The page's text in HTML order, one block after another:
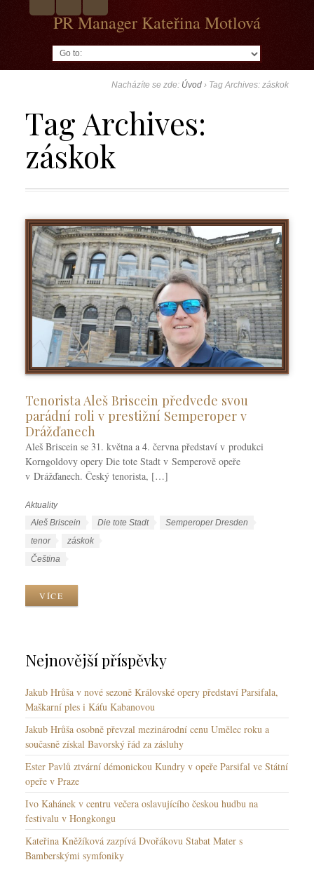
PR Manager Kateřina Motlová
Nacházíte se zde: Úvod › Tag Archives: záskok
Tag Archives:
záskok
Tenorista Aleš Briscein předvede svou
parádní roli v prestižní Semperoper v
Drážďanech
Aleš Briscein se 31. května a 4. června představí v produkci
Korngoldovy opery Die tote Stadt v Semperově opeře
v Drážďanech. Český tenorista, […]
R
k
Aktuality
Š
k
Aleš Briscein Die tote Stadt
Semperoper Dresden
tenor
záskok
y
Čeština
VÍCE
Nejnovější příspěvky
Jakub Hrůša v nové sezoně Královské opery představí Parsifala,
Maškarní ples i Káťu Kabanovou
Jakub Hrůša osobně převzal mezinárodní cenu Umělec roku a
současně získal Bavorský řád za zásluhy
Ester Pavlů ztvární démonickou Kundry v opeře Parsifal ve Státní
opeře v Praze
Ivo Kahánek v centru večera oslavujícího českou hudbu na
festivalu v Hongkongu
Kateřina Kněžíková zazpívá Dvořákovu Stabat Mater s
Bamberskými symfoniky